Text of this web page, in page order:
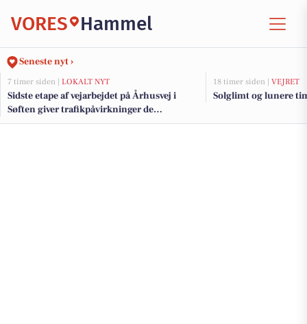
VORES Hammel
Seneste nyt ›
7 timer siden | LOKALT NYT
Sidste etape af vejarbejdet på Århusvej i
Søften giver trafikpåvirkninger de
kommende uger
18 timer siden | VEJRET
Solglimt og lunere